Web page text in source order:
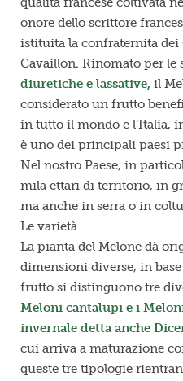
onore dello scrittore
istituita la confraternita
Cavaillon. Rinomato per le
diuretiche e lassative, il
considerato un frutto
in tutto il mondo e l’Italia,
è uno dei principali paesi
Nel nostro Paese, in
mila ettari di territorio, in
ma anche in serra o in
Le varietà
La pianta del Melone dà
dimensioni diverse, in
frutto si distinguono tre
Meloni cantalupi e i
invernale detta anche
cui arriva a maturazione
queste tre tipologie